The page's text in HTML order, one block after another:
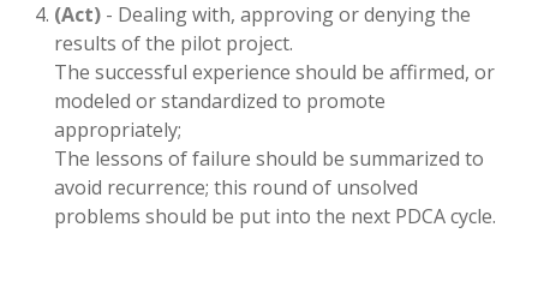
(Act) - Dealing with, approving or denying the
results of the pilot project.
The successful experience should be affirmed, or
modeled or standardized to promote
appropriately;
The lessons of failure should be summarized to
avoid recurrence; this round of unsolved
problems should be put into the next PDCA cycle.